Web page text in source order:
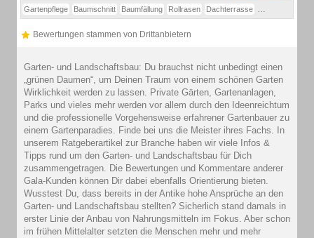
Gartenpflege Baumschnitt Baumfällung Rollrasen Dachterrasse
Bewertungen stammen von Drittanbietern
Garten- und Landschaftsbau: Du brauchst nicht unbedingt einen
„grünen Daumen“, um Deinen Traum von einem schönen Garten
Wirklichkeit werden zu lassen. Private Gärten, Gartenanlagen,
Parks und vieles mehr werden vor allem durch den Ideenreichtum
und die professionelle Vorgehensweise erfahrener Gartenbauer zu
einem Gartenparadies. Finde bei uns die Meister ihres Fachs. In
unserem Ratgeberartikel zur Branche haben wir viele Infos &
Tipps rund um den Garten- und Landschaftsbau für Dich
zusammengetragen. Die Bewertungen und Kommentare anderer
Gala-Kunden können Dir dabei ebenfalls Orientierung bieten.
Wusstest Du, dass bereits in der Antike hohe Ansprüche an den
Garten- und Landschaftsbau stellten? Sicherlich stand damals in
erster Linie der Anbau von Nahrungsmitteln im Fokus. Aber schon
im frühen Mittelalter setzten die Menschen mehr und mehr